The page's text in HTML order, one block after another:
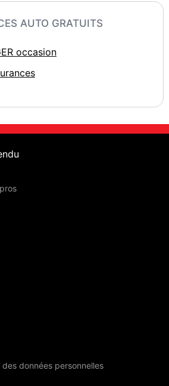
AUTO GRATUITS
occasion
données personnelles